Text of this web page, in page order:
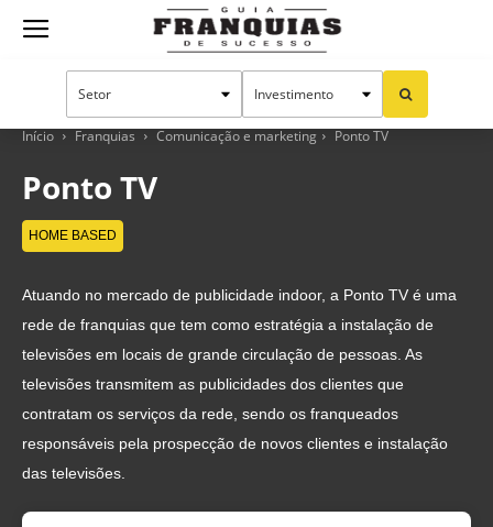
Guia
Franquias
Sucesso
Início Franquias Comunicação e marketing Ponto TV
Ponto TV
HOME BASED
Atuando no mercado de publicidade indoor, a Ponto TV é uma
rede de franquias que tem como estratégia a instalação de
televisões em locais de grande circulação de pessoas. As
televisões transmitem as publicidades dos clientes que
contratam os serviços da rede, sendo os franqueados
responsáveis pela prospecção de novos clientes e instalação
das televisões.